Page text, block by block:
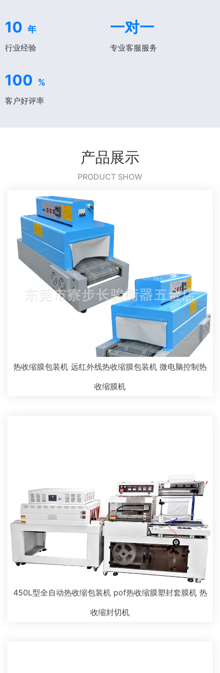
10 年
行业经验
一对一
专业客服服务
100 %
客户好评率
产品展示
PRODUCT SHOW
热收缩膜包装机 远红外线热收缩膜包装机 微电脑控制热
收缩膜机
450L型全自动热收缩包装机 pof热收缩膜塑封套膜机 热
收缩封切机